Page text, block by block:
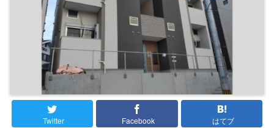
Twitter Facebook はてブ